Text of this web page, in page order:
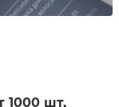
1000 шт,